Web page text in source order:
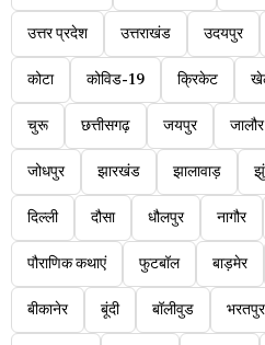
उत्तर प्रदेश उत्तराखंड उदयपुर
कोटा कोविड-19 क्रिकेट
चुरू छत्तीसगढ़ जयपुर जालौर
जोधपुर झारखंड झालावाड़
दिल्ली दौसा धौलपुर नागौर
पौराणिक कथाएं फुटबॉल बाड़मेर
बीकानेर बूंदी बॉलीवुड भरतपुर